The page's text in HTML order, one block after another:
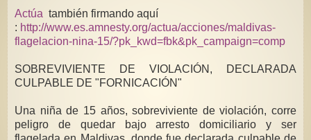
Actúa también firmando aquí
: http://www.es.amnesty.org/actua/acciones/maldivas-
flagelacion-nina-15/?pk_kwd=fbk&pk_campaign=comp
SOBREVIVIENTE DE VIOLACIÓN, DECLARADA
CULPABLE DE "FORNICACIÓN"
Una niña de 15 años, sobreviviente de violación, corre
peligro de quedar bajo arresto domiciliario y ser